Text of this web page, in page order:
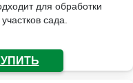
для обработки
сада.